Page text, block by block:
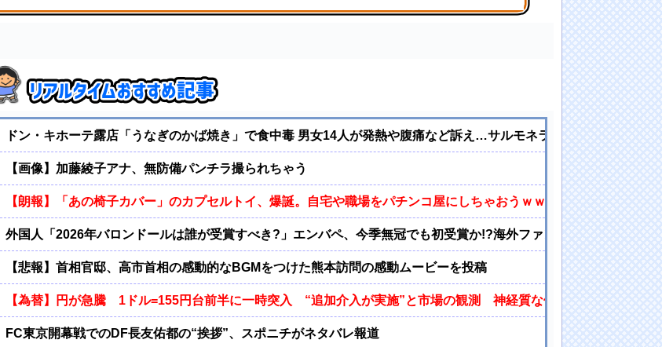
ドン・キホーテ露店「うなぎのかば焼き」で食中毒 男女14人が発熱や腹痛など訴え…サルモネラ属の菌検出
【画像】加藤綾子アナ、無防備パンチラ撮られちゃう
【朗報】「あの椅子カバー」のカプセルトイ、爆誕。自宅や職場をパチンコ屋にしちゃおうｗｗｗ
外国人「2026年バロンドールは誰が受賞すべき?」エンバペ、今季無冠でも初受賞か!?海外ファンが考える本命とは
【悲報】首相官邸、高市首相の感動的なBGMをつけた熊本訪問の感動ムービーを投稿
【為替】円が急騰 1ドル=155円台前半に一時突入 “追加介入が実施”と市場の観測 神経質な値動きから急上昇
FC東京開幕戦でのDF長友佑都の“挨拶”、スポニチがネタバレ報道